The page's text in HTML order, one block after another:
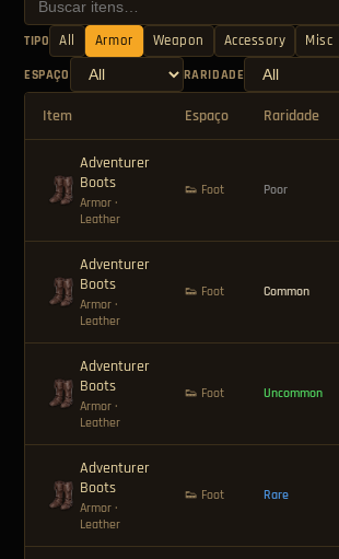
TIPO All Armor Weapon Accessory Misc
ESPAÇO RARIDADE
Item Espaço Raridade
Adventurer
Boots
Armor ·
Leather
👟 Foot Poor
Adventurer
Boots
Armor ·
Leather
👟 Foot Common
Adventurer
Boots
Armor ·
Leather
👟 Foot Uncommon
Adventurer
Boots
Armor ·
Leather
👟 Foot Rare